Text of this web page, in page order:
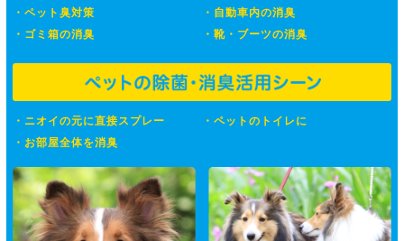
ペット臭対策
自動車内の消臭
ゴミ箱の消臭
靴・ブーツの消臭
ニオイの元に直接スプレー
ペットのトイレに
お部屋全体を消臭